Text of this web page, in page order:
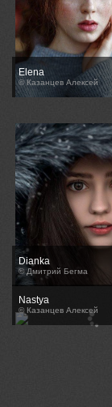
Elena
© Казанцев Алексей
Dianka
© Дмитрий Бегма
Nastya
© Казанцев Алексей